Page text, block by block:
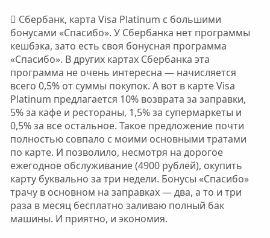
 Сбербанк, карта Visa Platinum с большими
бонусами «Спасибо». У Сбербанка нет программы
кешбэка, зато есть своя бонусная программа
«Спасибо». В других картах Сбербанка эта
программа не очень интересна — начисляется
всего 0,5% от суммы покупок. А вот в карте Visa
Platinum предлагается 10% возврата за заправки,
5% за кафе и рестораны, 1,5% за супермаркеты и
0,5% за все остальное. Такое предложение почти
полностью совпало с моими основными тратами
по карте. И позволило, несмотря на дорогое
ежегодное обслуживание (4900 рублей), окупить
карту буквально за три недели. Бонусы «Спасибо»
трачу в основном на заправках — два, а то и три
раза в месяц бесплатно заливаю полный бак
машины. И приятно, и экономия.